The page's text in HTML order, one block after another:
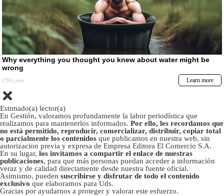
Estimado(a) lector(a)
En Gestión, valoramos profundamente la labor periodística que
realizamos para mantenerlos informados. Por ello, les recordamos que
no está permitido, reproducir, comercializar, distribuir, copiar total
o parcialmente los contenidos que publicamos en nuestra web, sin
autorizacion previa y expresa de Empresa Editora El Comercio S.A.
En su lugar, los invitamos a compartir el enlace de nuestras
publicaciones, para que más personas puedan acceder a información
veraz y de calidad directamente desde nuestra fuente oficial.
Asimismo, pueden suscribirse y disfrutar de todo el contenido
exclusivo que elaboramos para Uds.
Gracias por ayudarnos a proteger y valorar este esfuerzo.